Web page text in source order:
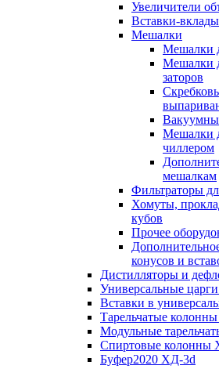
Увеличители
Вставки-
Мешалки
Мешалки
Мешалки
заторов
Мешалки
чиллером
мешалкам
Фильтраторы
Хомуты,
кубов
Прочее
конусов и
Дистилляторы и
Универсальные
Вставки в
Тарельчатые
Модульные
Спиртовые колонны
Буфер2020 ХД-3d